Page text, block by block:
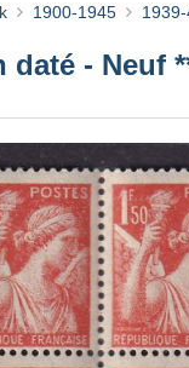
1900-1945
daté - Neuf